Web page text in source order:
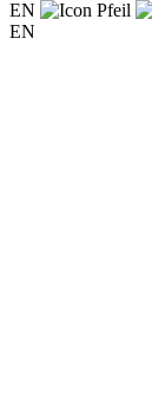
EN
EN